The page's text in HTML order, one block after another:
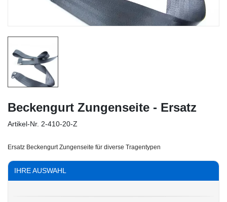
Beckengurt Zungenseite - Ersatz
Artikel-Nr. 2-410-20-Z
Ersatz Beckengurt Zungenseite für diverse Tragentypen
IHRE AUSWAHL